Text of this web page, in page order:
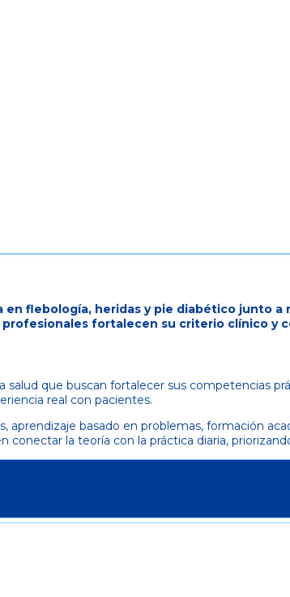
flebología, heridas y pie diabético junto
fortalecen su criterio clínico y
salud que buscan fortalecer sus competencias
real con pacientes.
aprendizaje basado en problemas, formación
conectar la teoría con la práctica diaria,